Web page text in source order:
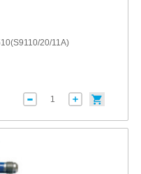
20/11A)